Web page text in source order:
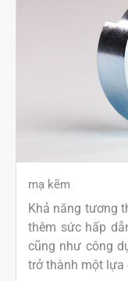
mạ kẽm
Khả năng tương
thêm sức hấp
cũng như công
trở thành một lựa